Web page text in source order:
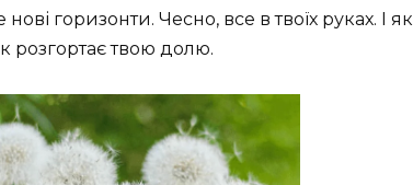
горизонти. Чесно, все в твоїх руках. І як
розгортає твою долю.